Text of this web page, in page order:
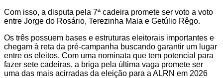
Com isso, a disputa pela 7ª cadeira promete ser voto a voto
entre Jorge do Rosário, Terezinha Maia e Getúlio Rêgo.
Os três possuem bases e estruturas eleitorais importantes e
chegam à reta da pré-campanha buscando garantir um lugar
entre os eleitos. Com uma nominata que tem potencial para
fazer sete cadeiras, a briga pela última vaga promete ser
uma das mais acirradas da eleição para a ALRN em 2026